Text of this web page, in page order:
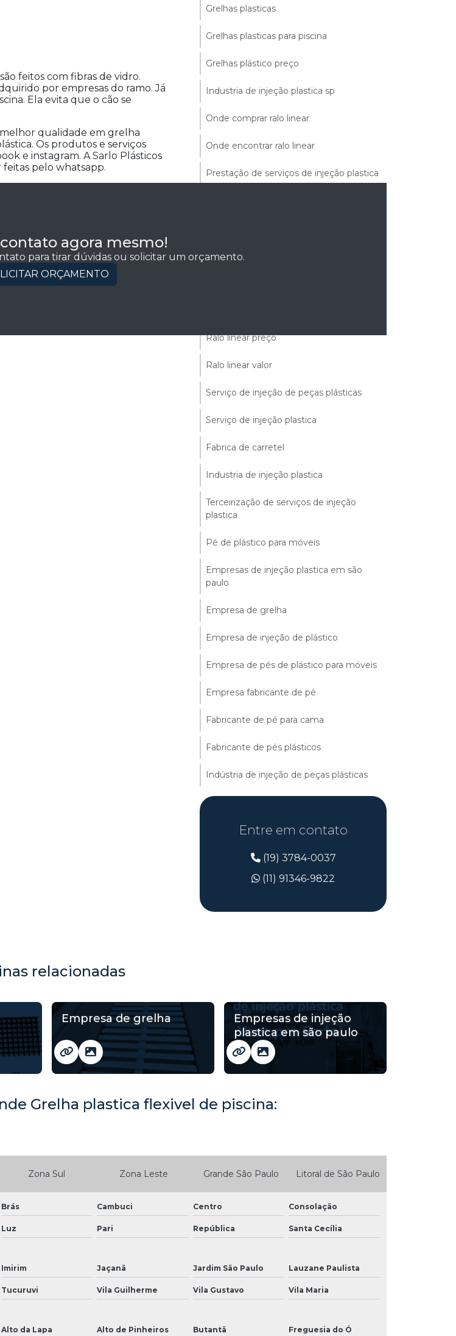
feitos com fibras de vidro.
por empresas do ramo. Já
Ela evita que o cão se
qualidade em grelha
Os produtos e serviços
e instagram. A Sarlo Plásticos
pelo whatsapp.
agora mesmo!
para tirar dúvidas ou solicitar um orçamento.
ORÇAMENTO
Grelhas plasticas
Grelhas plasticas para piscina
Grelhas plástico preço
Industria de injeção plastica sp
Onde comprar ralo linear
Onde encontrar ralo linear
Prestação de serviços de injeção plastica
Ralo linear grelha
Ralo linear preço
Ralo linear valor
Serviço de injeção de peças plásticas
Serviço de injeção plastica
Fabrica de carretel
Industria de injeção plastica
Terceirização de serviços de injeção
plastica
Pé de plástico para móveis
Empresas de injeção plastica em são
paulo
Empresa de grelha
Empresa de injeção de plástico
Empresa de pés de plástico para móveis
Empresa fabricante de pé
Fabricante de pé para cama
Fabricante de pés plásticos
Indústria de injeção de peças plásticas
Entre em contato
(19) 3784-0037
(11) 91346-9822
relacionadas
Empresa de grelha
Empresas de injeção
plastica em são paulo
Grelha plastica flexivel de piscina:
Zona Sul Zona Leste Grande São Paulo Litoral de São Paulo
Brás Cambuci Centro Consolação
Luz Pari República Santa Cecília
Imirim Jaçanã Jardim São Paulo Lauzane Paulista
Tucuruvi Vila Guilherme Vila Gustavo Vila Maria
Alto da Lapa Alto de Pinheiros Butantã Freguesia do Ó